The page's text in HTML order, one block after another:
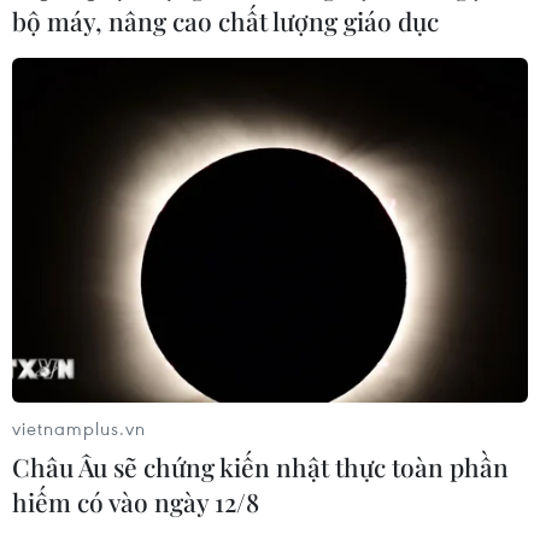
Quảng bá du lịch Việt Nam và Thành phố
Hồ Chí Minh tại Pháp
13/03/2019 09:20
bộ máy, nâng cao chất lượng giáo dục
vietnamplus.vn
Châu Âu sẽ chứng kiến nhật thực toàn phần
hiếm có vào ngày 12/8